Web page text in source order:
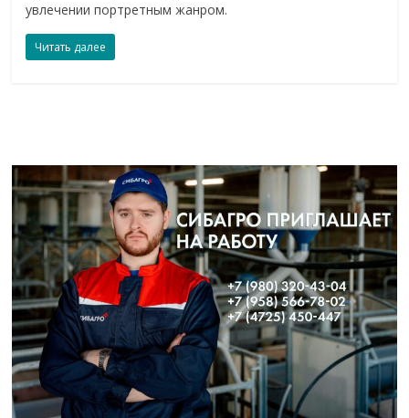
увлечении портретным жанром.
Читать далее